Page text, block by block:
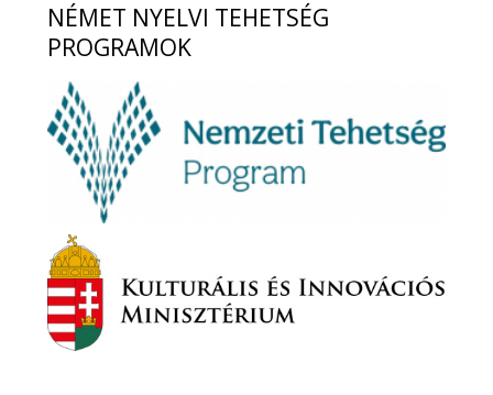
NÉMET NYELVI TEHETSÉG
PROGRAMOK